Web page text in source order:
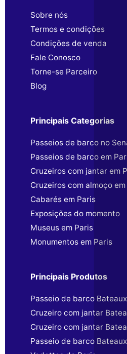
Sobre nós
Termos e condições
Condições de venda
Fale Conosco
Torne-se Parceiro
Blog
Principais Categorias
Passeios de barco no
Passeios de barco em
Cruzeiros com jantar em
Cruzeiros com almoço
Cabarés em Paris
Exposições do momento
Museus em Paris
Monumentos em Paris
Principais Produtos
Passeio de barco
Cruzeiro com jantar
Cruzeiro com jantar
Passeio de barco